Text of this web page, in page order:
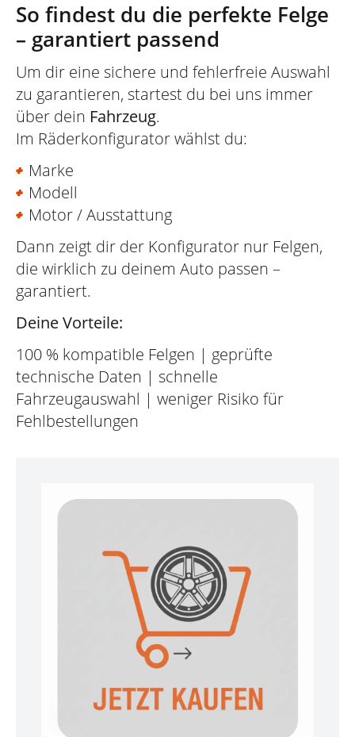
So findest du die perfekte Felge
– garantiert passend
Um dir eine sichere und fehlerfreie Auswahl
zu garantieren, startest du bei uns immer
über dein Fahrzeug.
Im Räderkonfigurator wählst du:
Marke
Modell
Motor / Ausstattung
Dann zeigt dir der Konfigurator nur Felgen,
die wirklich zu deinem Auto passen –
garantiert.
Deine Vorteile:
100 % kompatible Felgen | geprüfte
technische Daten | schnelle
Fahrzeugauswahl | weniger Risiko für
Fehlbestellungen